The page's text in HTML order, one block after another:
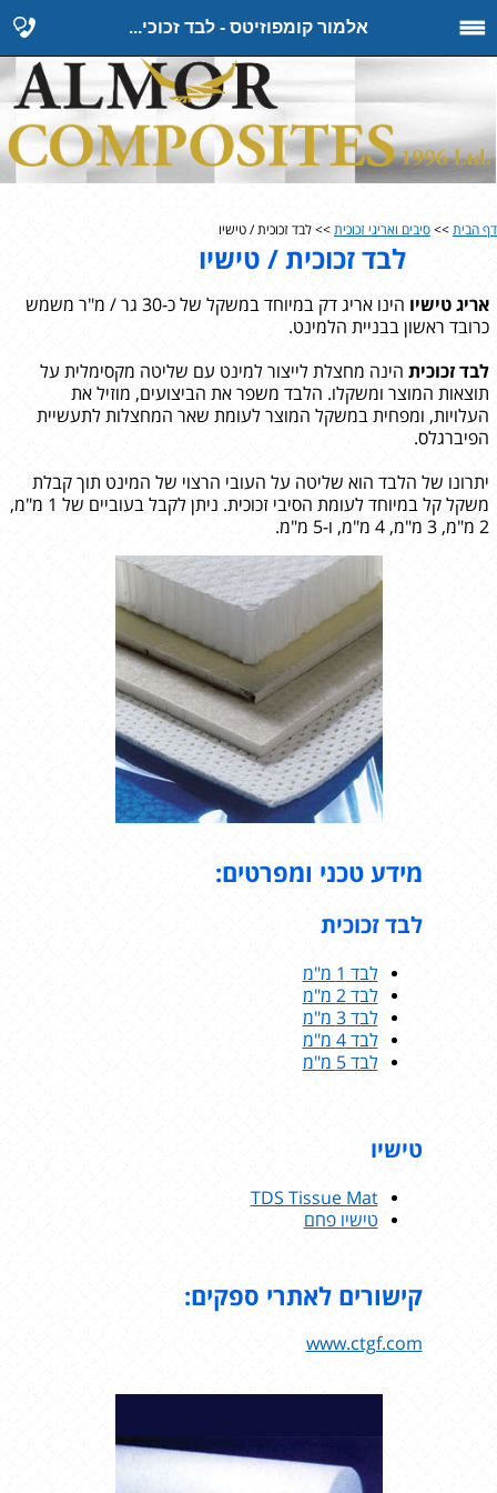
אלמור קומפוזיטס - לבד זכוכי...
דף הבית >> סיבים ואריגי זכוכית >> לבד זכוכית / טישיו
לבד זכוכית / טישיו
אריג טישיו
הינו אריג דק במיוחד במשקל של כ-30 גר / מ"ר משמש
כרובד ראשון בבניית הלמינט.
לבד זכוכיתהינה מחצלת לייצור למינט עם שליטה מקסימלית על
תוצאות המוצר ומשקלו. הלבד משפר את הביצועים, מוזיל את
העלויות, ומפחית במשקל המוצר לעומת שאר המחצלות לתעשיית
הפיברגלס.
יתרונו של הלבד הוא שליטה על העובי הרצוי של המינט תוך קבלת
משקל קל במיוחד לעומת הסיבי זכוכית. ניתן לקבל בעוביים של 1 מ"מ,
2 מ"מ, 3 מ"מ, 4 מ"מ, ו-5 מ"מ.
מידע טכני ומפרטים:
לבד זכוכית
לבד 1 מ"מ
לבד2 מ"מ
לבד3 מ"מ
לבד 4 מ"מ
לבד 5 מ"מ
טישיו
TDS Tissue Mat
טישיו פחם
קישורים לאתרי ספקים:
www.ctgf.com